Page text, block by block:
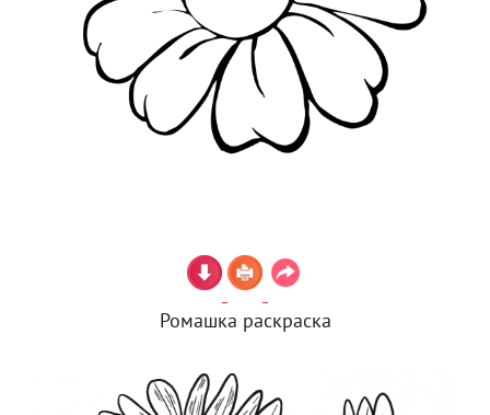
Ромашка раскраска